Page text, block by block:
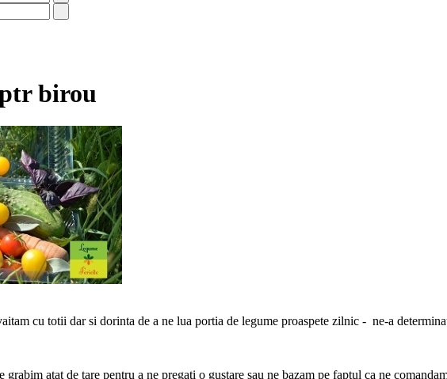
birou
cu totii dar si dorinta de a ne lua portia de legume proaspete zilnic - ne-a
grabim atat de tare pentru a ne pregati o gustare sau ne bazam pe faptul ca ne